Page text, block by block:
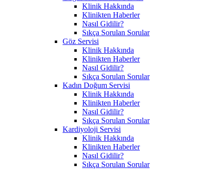
Klinik Hakkında
Klinikten Haberler
Nasıl Gidilir?
Sıkça Sorulan Sorular
Göz Servisi
Klinik Hakkında
Klinikten Haberler
Nasıl Gidilir?
Sıkça Sorulan Sorular
Kadın Doğum Servisi
Klinik Hakkında
Klinikten Haberler
Nasıl Gidilir?
Sıkça Sorulan Sorular
Kardiyoloji Servisi
Klinik Hakkında
Klinikten Haberler
Nasıl Gidilir?
Sıkça Sorulan Sorular